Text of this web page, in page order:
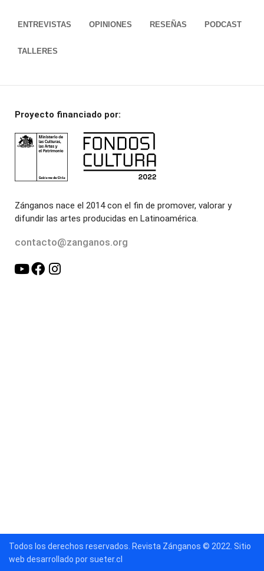
ENTREVISTAS OPINIONES RESEÑAS PODCAST
TALLERES
Proyecto financiado por:
Zánganos nace el 2014 con el fin de promover, valorar y
difundir las artes producidas en Latinoamérica.
contacto@zanganos.org
Todos los derechos reservados. Revista Zánganos © 2022. Sitio
web desarrollado por sueter.cl